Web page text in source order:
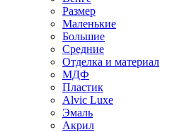
Размер
Маленькие
Большие
Средние
Отделка и материал
МДФ
Пластик
Alvic Luxe
Эмаль
Акрил